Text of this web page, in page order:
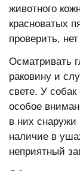
животного
красноватых
проверить,
Осматривать
раковину и
свете. У
особое
в них
наличие в
неприятный